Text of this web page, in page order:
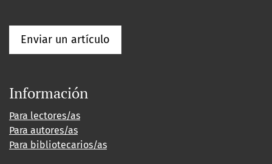
Enviar un artículo
Información
Para lectores/as
Para autores/as
Para bibliotecarios/as